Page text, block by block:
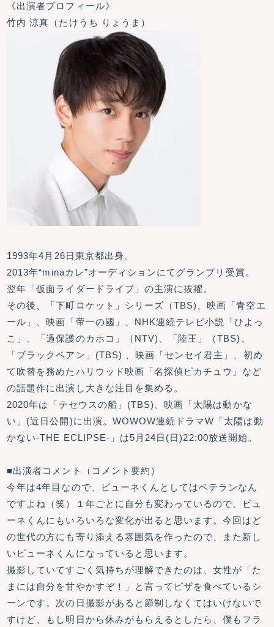
《出演者プロフィール》
竹内 涼真（たけうち りょうま）
1993年4月26日東京都出身。
2013年“minaカレ”オーディションにてグランプリ受賞。
翌年「仮面ライダードライブ」の主演に抜擢。
その後、「下町ロケット」シリーズ（TBS)、映画「青空エ
ール」、映画「帝一の國」、NHK連続テレビ小説「ひよっ
こ」、「過保護のカホコ」（NTV)、「陸王」（TBS)、
「ブラックペアン」(TBS) 、映画「センセイ君主」、初め
て吹替を務めたハリウッド映画「名探偵ピカチュウ」など
の話題作に出演し大きな注目を集める。
2020年は「テセウスの船」(TBS)、映画「太陽は動かな
い」(近日公開)に出演。WOWOW連続ドラマW「太陽は動
かない-THE ECLIPSE-」は5月24日(日)22:00放送開始。
■出演者コメント（コメント要約）
今年は4年目なので、ビューネくんとしてはベテランなん
ですよね（笑）１年ごとに自分も変わっているので、ビュ
ーネくんにもいろいろな変化が出ると思います。今回はど
の世代の方にも寄り添える雰囲気を作ったので、また新し
いビューネくんになっていると思います。
撮影していてすごく気持ちが理解できたのは、女性が「た
まには自分を甘やかすぞ！」と言ってピザを食べているシ
ーンです。次の日撮影があると節制しなくてはいけないで
すけど、もし明日から休みがもらえるとしたら、僕もフラ